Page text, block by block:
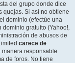
del grupo donde dice
quejas. Si así no obtiene
dominio (efectúe una
dominio gratuito (Yahoo!,
de abusos de
carece de
responsable
de foros. No tiene